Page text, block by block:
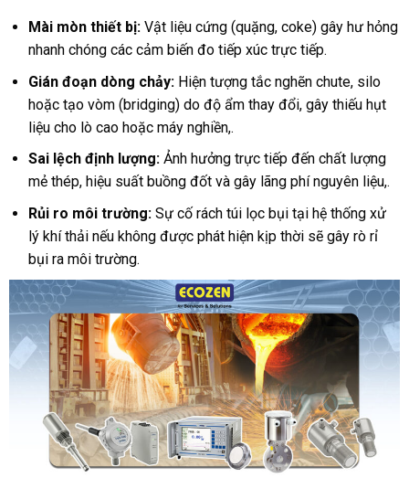
Mài mòn thiết bị:Vật liệu cứng (quặng, coke) gây hư hỏng
nhanh chóng các cảm biến đo tiếp xúc trực tiếp.
Gián đoạn dòng chảy:Hiện tượng tắc nghẽn chute, silo
hoặc tạo vòm (bridging) do độ ẩm thay đổi, gây thiếu hụt
liệu cho lò cao hoặc máy nghiền,.
Sai lệch định lượng:Ảnh hưởng trực tiếp đến chất lượng
mẻ thép, hiệu suất buồng đốt và gây lãng phí nguyên liệu,.
Rủi ro môi trường:Sự cố rách túi lọc bụi tại hệ thống xử
lý khí thải nếu không được phát hiện kịp thời sẽ gây rò rỉ
bụi ra môi trường.